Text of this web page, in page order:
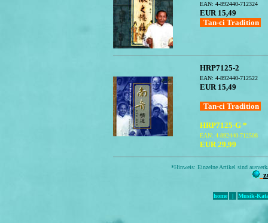
EAN: 4-892440-712324
EUR 15,49
Tan-ci Tradition
HRP7125-2
EAN: 4-892440-712522
EUR 15,49
Tan-ci Tradition
HRP7125-G *
EAN: 4-892440-712508
EUR 29,99
*Hinweis: Einzelne Artikel sind
home | Musik-